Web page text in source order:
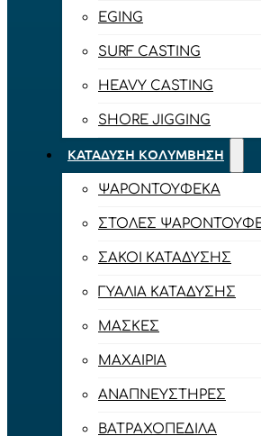
EGING
SURF CASTING
HEAVY CASTING
SHORE JIGGING
ΚΑΤΆΔΥΣΗ ΚΟΛΎΜΒΗΣΗ
ΨΑΡΟΝΤΟΎΦΕΚΑ
ΣΤΟΛΈΣ
ΣΆΚΟΙ ΚΑΤΆΔΥΣΗΣ
ΓΥΑΛΙΆ ΚΑΤΆΔΥΣΗΣ
ΜΆΣΚΕΣ
ΜΑΧΑΊΡΙΑ
ΑΝΑΠΝΕΥΣΤΉΡΕΣ
ΒΑΤΡΑΧΟΠΈΔΙΛΑ